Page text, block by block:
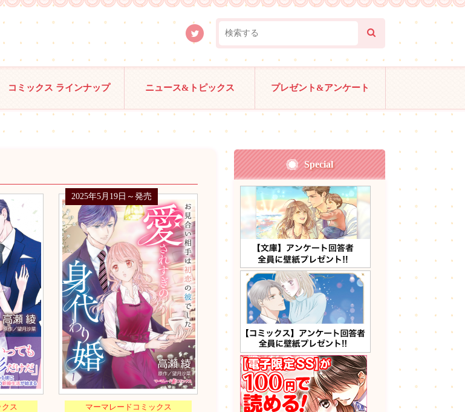
コミックス ラインナップ ニュース&トピックス プレゼント&アンケート
ス
2025年5月19日～発売
マーマレードコミックス
Special